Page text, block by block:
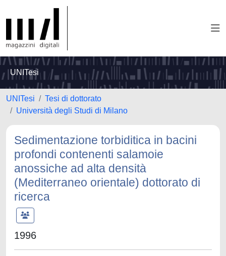
UNITesi
UNITesi
Tesi di dottorato
Università degli Studi di Milano
Sedimentazione torbiditica in bacini
profondi contenenti salamoie
anossiche ad alta densità
(Mediterraneo orientale) dottorato di
ricerca
1996